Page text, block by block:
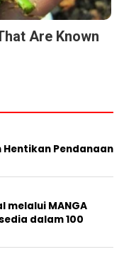
Are Known
Hentikan Pendanaan
melalui MANGA
dalam 100